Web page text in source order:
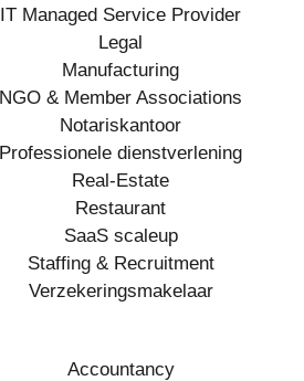
IT Managed Service Provider
Legal
Manufacturing
NGO & Member Associations
Notariskantoor
Professionele dienstverlening
Real-Estate
Restaurant
SaaS scaleup
Staffing & Recruitment
Verzekeringsmakelaar
Accountancy